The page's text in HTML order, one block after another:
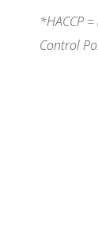
*HACCP
Control